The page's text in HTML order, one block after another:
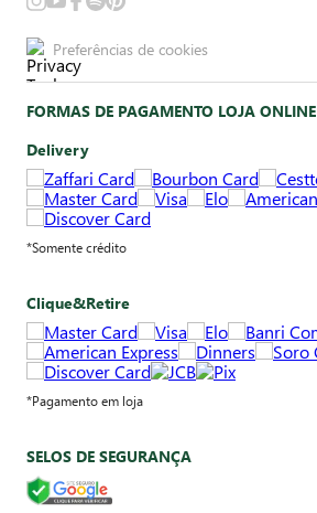
Preferências de cookies
FORMAS DE PAGAMENTO LOJA ONLINE
Delivery
*Somente crédito
Clique&Retire
*Pagamento em loja
SELOS DE SEGURANÇA